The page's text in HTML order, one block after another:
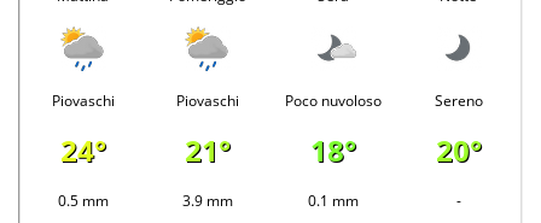
Piovaschi Piovaschi Poco nuvoloso Sereno
24° 21° 18° 20°
0.5 mm 3.9 mm 0.1 mm -